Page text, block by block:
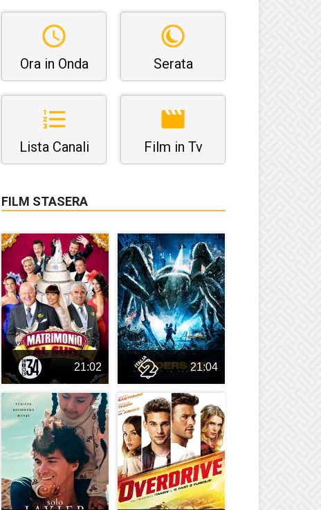
Ora in Onda Serata
Lista Canali Film in Tv
FILM STASERA
21:02 21:04